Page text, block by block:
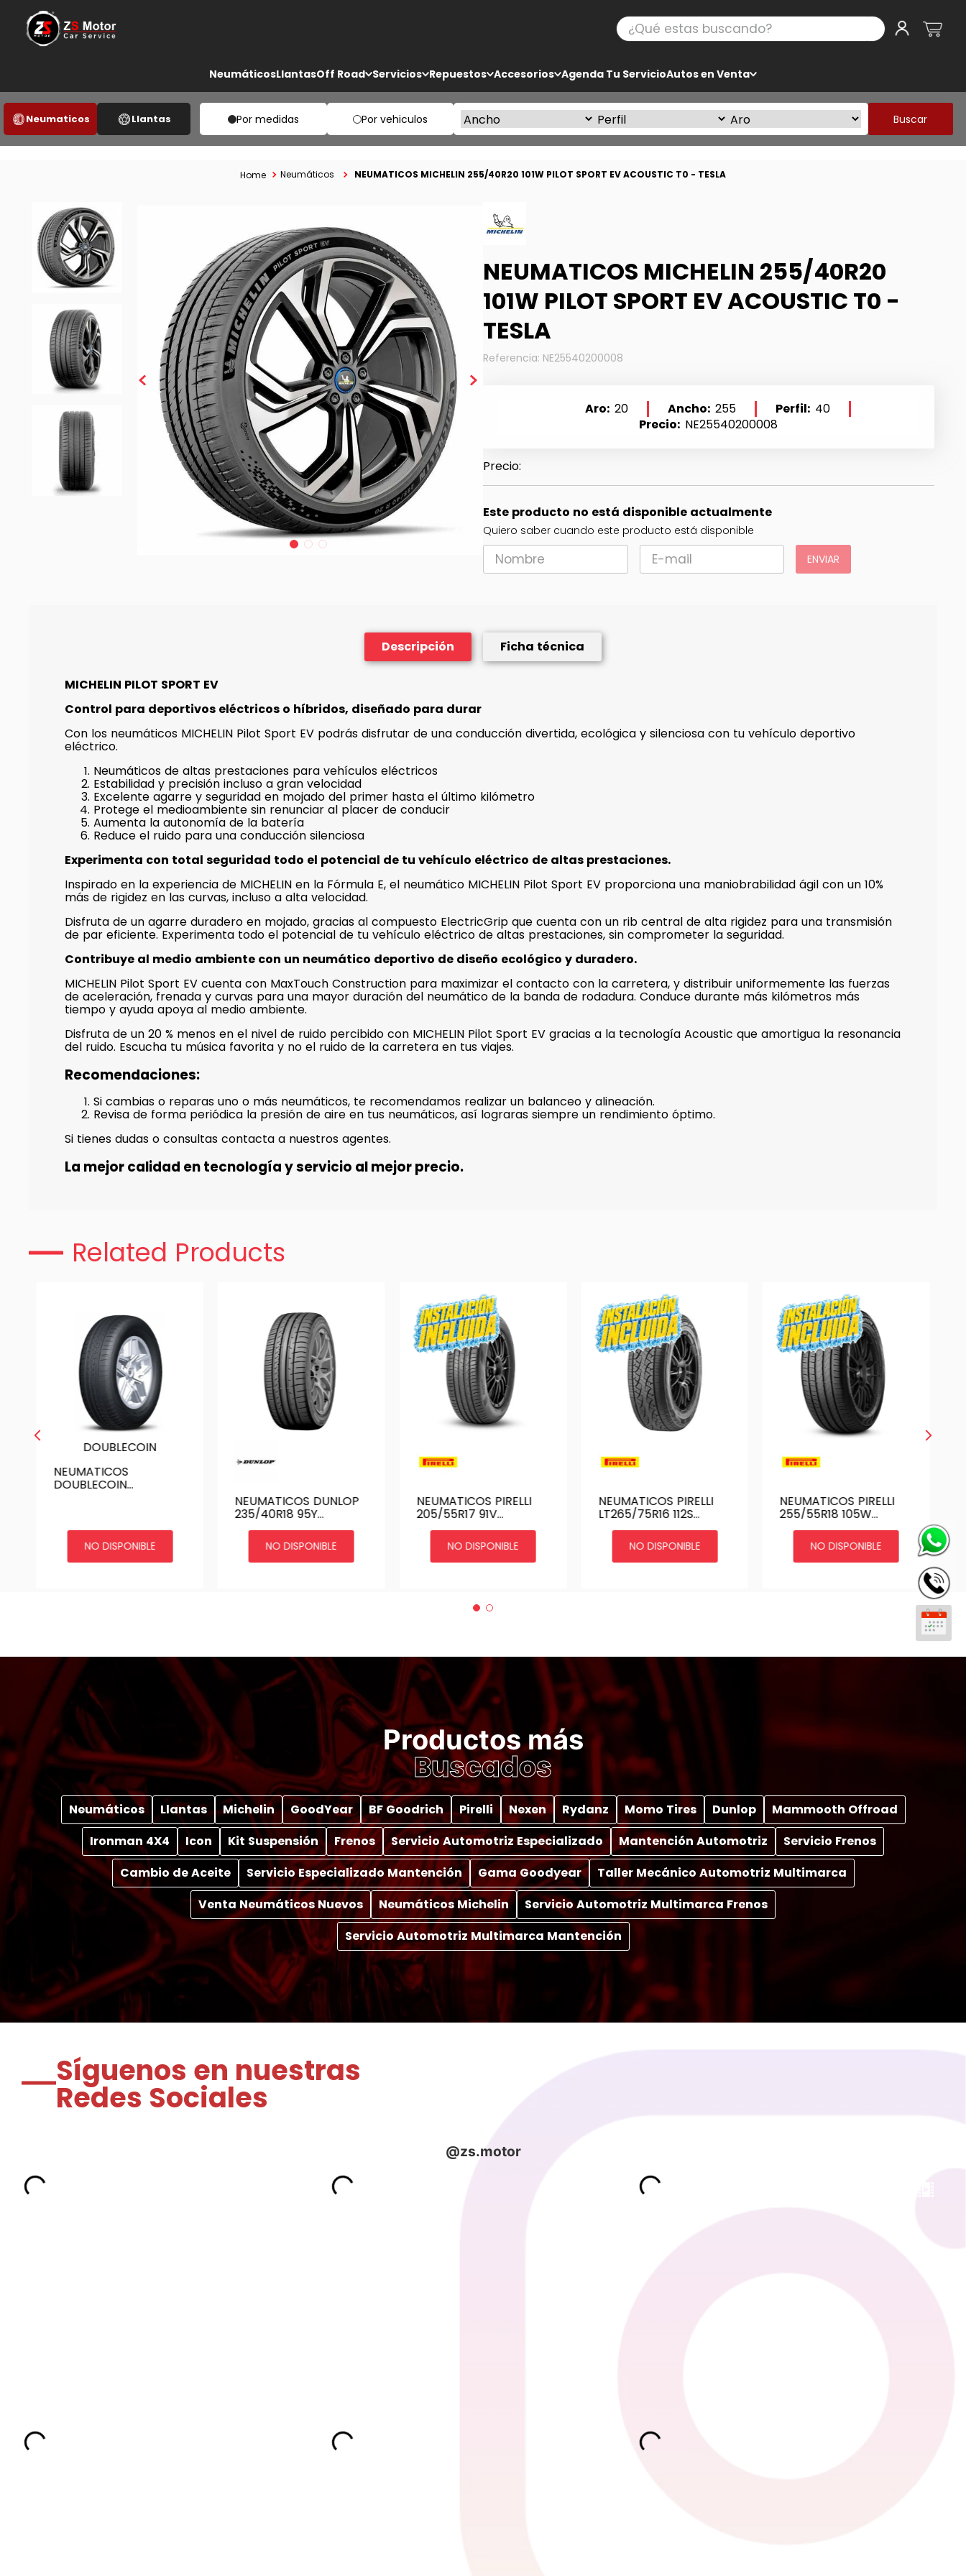
¿Qué estas buscando?
NeumáticosLlantasOff Road Servicios Repuestos Accesorios Agenda Tu ServicioAutos en Venta
Neumaticos Llantas Por medidas Por vehiculos Buscar
Neumáticos NEUMATICOS MICHELIN 255/40R20 101W PILOT SPORT EV ACOUSTIC T0 - TESLA
NEUMATICOS MICHELIN 255/40R20
101W PILOT SPORT EV ACOUSTIC T0 -
TESLA
Referencia: NE25540200008
Aro 20 Ancho 255 Perfil 40
Precio NE25540200008
Este producto no está disponible actualmente
Quiero saber cuando este producto está disponible
ENVIAR
Descripción Ficha técnica
MICHELIN PILOT SPORT EV
Control para deportivos eléctricos o híbridos, diseñado para durar
Con los neumáticos MICHELIN Pilot Sport EV podrás disfrutar de una conducción divertida, ecológica y silenciosa con tu vehículo deportivo
eléctrico.
Neumáticos de altas prestaciones para vehículos eléctricos
Estabilidad y precisión incluso a gran velocidad
Excelente agarre y seguridad en mojado del primer hasta el último kilómetro
Protege el medioambiente sin renunciar al placer de conducir
Aumenta la autonomía de la batería
Reduce el ruido para una conducción silenciosa
Experimenta con total seguridad todo el potencial de tu vehículo eléctrico de altas prestaciones.
Inspirado en la experiencia de MICHELIN en la Fórmula E, el neumático MICHELIN Pilot Sport EV proporciona una maniobrabilidad ágil con un 10%
más de rigidez en las curvas, incluso a alta velocidad.
Disfruta de un agarre duradero en mojado, gracias al compuesto ElectricGrip que cuenta con un rib central de alta rigidez para una transmisión
de par eficiente. Experimenta todo el potencial de tu vehículo eléctrico de altas prestaciones, sin comprometer la seguridad.
Contribuye al medio ambiente con un neumático deportivo de diseño ecológico y duradero.
MICHELIN Pilot Sport EV cuenta con MaxTouch Construction para maximizar el contacto con la carretera, y distribuir uniformemente las fuerzas
de aceleración, frenada y curvas para una mayor duración del neumático de la banda de rodadura. Conduce durante más kilómetros más
tiempo y ayuda apoya al medio ambiente.
Disfruta de un 20 % menos en el nivel de ruido percibido con MICHELIN Pilot Sport EV gracias a la tecnología Acoustic que amortigua la resonancia
del ruido. Escucha tu música favorita y no el ruido de la carretera en tus viajes.
Recomendaciones:
Si cambias o reparas uno o más neumáticos, te recomendamos realizar un balanceo y alineación.
Revisa de forma periódica la presión de aire en tus neumáticos, así lograras siempre un rendimiento óptimo.
Si tienes dudas o consultas contacta a nuestros agentes.
La mejor calidad en tecnología y servicio al mejor precio.
Related Products
DOUBLECOIN
NEUMATICOS
DOUBLECOIN
NO DISPONIBLE
NEUMATICOS DUNLOP
235/40R18 95Y
MAXX050+ H/T TL BLK
NO DISPONIBLE
NEUMATICOS PIRELLI
205/55R17 91V
SCORPION KS
NO DISPONIBLE
NEUMATICOS PIRELLI
LT265/75R16 112S
SCORPION HT | SC-HT
NO DISPONIBLE
NEUMATICOS PIRELLI
255/55R18 105W
SCORPION VERDE | SC.
VERDE N0NO DISPONIBLE
Productos más
Buscados
Neumáticos Llantas Michelin GoodYear BF Goodrich Pirelli Nexen Rydanz Momo Tires Dunlop
Mammooth Offroad
Ironman 4X4
Icon Kit Suspensión Frenos Servicio Automotriz Especializado Mantención Automotriz
Servicio Frenos
Cambio de Aceite
Servicio Especializado Mantención Gama Goodyear
Taller Mecánico Automotriz Multimarca
Venta Neumáticos Nuevos
Neumáticos Michelin
Servicio Automotriz Multimarca Frenos
Servicio Automotriz Multimarca Mantención
Síguenos en nuestras
Redes Sociales
3.
225